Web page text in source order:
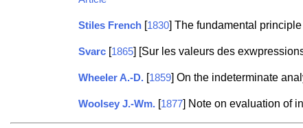
Stiles French [1830] The fundamental
Svarc [1865] [Sur les valeurs des
Wheeler A.-D. [1859] On the indeterminate
Woolsey J.-Wm. [1877] Note on evaluation of